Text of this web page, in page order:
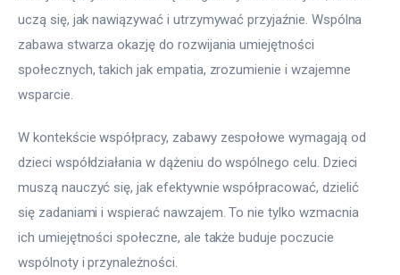
uczą się, jak nawiązywać i utrzymywać przyjaźnie. Wspólna
zabawa stwarza okazję do rozwijania umiejętności
społecznych, takich jak empatia, zrozumienie i wzajemne
wsparcie.
W kontekście współpracy, zabawy zespołowe wymagają od
dzieci współdziałania w dążeniu do wspólnego celu. Dzieci
muszą nauczyć się, jak efektywnie współpracować, dzielić
się zadaniami i wspierać nawzajem. To nie tylko wzmacnia
ich umiejętności społeczne, ale także buduje poczucie
wspólnoty i przynależności.